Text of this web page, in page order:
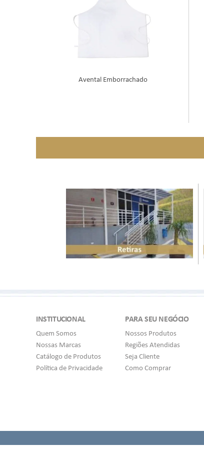
Avental Emborrachado
INSTITUCIONAL
Quem Somos
Nossas Marcas
Catálogo de Produtos
Política de Privacidade
PARA SEU NEGÓCIO
Nossos Produtos
Regiões Atendidas
Seja Cliente
Como Comprar